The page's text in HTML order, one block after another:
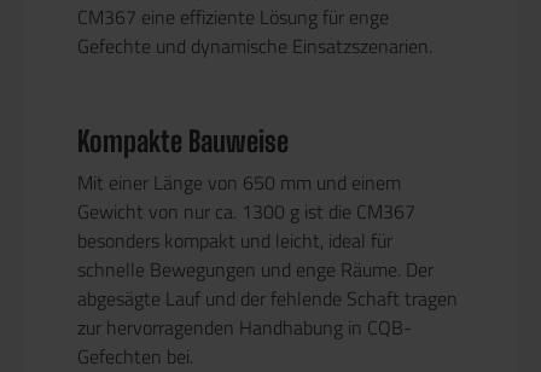
CM367 eine effiziente Lösung für enge
Gefechte und dynamische Einsatzszenarien.
Kompakte Bauweise
Mit einer Länge von 650 mm und einem
Gewicht von nur ca. 1300 g ist die CM367
besonders kompakt und leicht, ideal für
schnelle Bewegungen und enge Räume. Der
abgesägte Lauf und der fehlende Schaft tragen
zur hervorragenden Handhabung in CQB-
Gefechten bei.